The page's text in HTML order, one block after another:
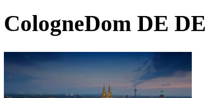
CologneDom DE DE